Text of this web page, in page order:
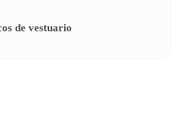
de vestuario